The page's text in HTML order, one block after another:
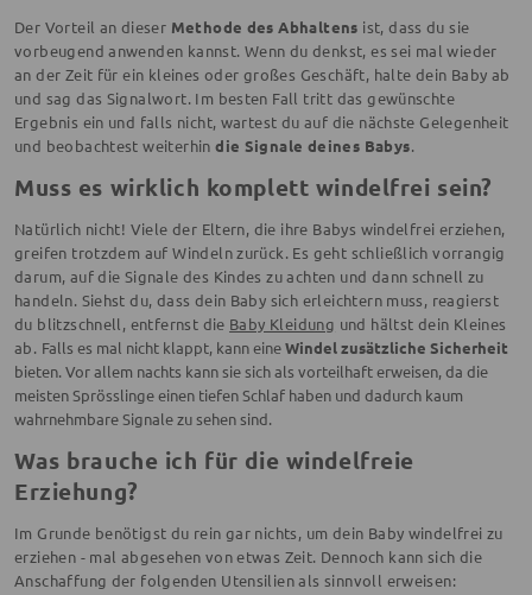
Der Vorteil an dieser Methode des Abhaltens ist, dass du sie
vorbeugend anwenden kannst. Wenn du denkst, es sei mal wieder
an der Zeit für ein kleines oder großes Geschäft, halte dein Baby ab
und sag das Signalwort. Im besten Fall tritt das gewünschte
Ergebnis ein und falls nicht, wartest du auf die nächste Gelegenheit
und beobachtest weiterhindie Signale deines Babys.
Muss es wirklich komplett windelfrei sein?
Natürlich nicht! Viele der Eltern, die ihre Babys windelfrei erziehen,
greifen trotzdem auf Windeln zurück. Es geht schließlich vorrangig
darum, auf die Signale des Kindes zu achten und dann schnell zu
handeln. Siehst du, dass dein Baby sich erleichtern muss, reagierst
du blitzschnell, entfernst die Baby Kleidung und hältst dein Kleines
ab. Falls es mal nicht klappt, kann eineWindel zusätzliche Sicherheit
bieten. Vor allem nachts kann sie sich als vorteilhaft erweisen, da die
meisten Sprösslinge einen tiefen Schlaf haben und dadurch kaum
wahrnehmbare Signale zu sehen sind.
Was brauche ich für die windelfreie
Erziehung?
Im Grunde benötigst du rein gar nichts, um dein Baby windelfrei zu
erziehen - mal abgesehen von etwas Zeit. Dennoch kann sich die
Anschaffung der folgenden Utensilien als sinnvoll erweisen: